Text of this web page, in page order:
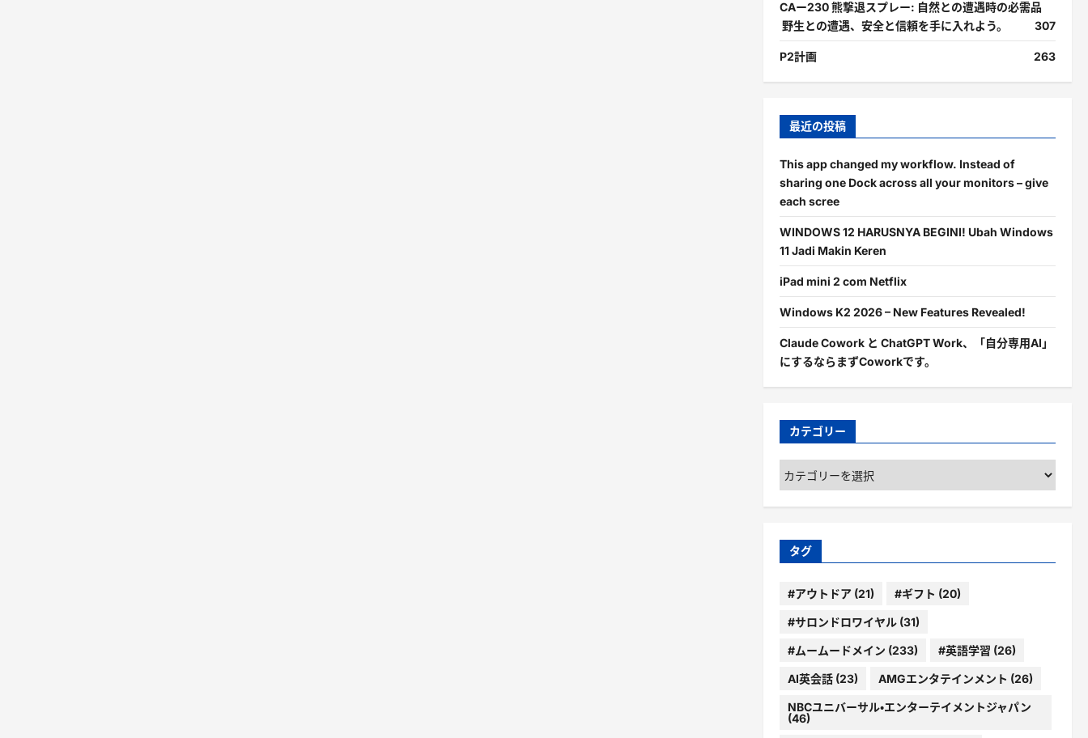
CAー230 熊撃退スプレー: 自然との遭遇時の必需品
野生との遭遇、安全と信頼を手に入れよう。
307
P2計画 263
最近の投稿
This app changed my workflow. Instead of
sharing one Dock across all your monitors – give
each scree
WINDOWS 12 HARUSNYA BEGINI! Ubah Windows
11 Jadi Makin Keren
iPad mini 2 com Netflix
Windows K2 2026 – New Features Revealed!
Claude Cowork と ChatGPT Work、「自分専用AI」
にするならまずCoworkです。
カテゴリー
カ
テ
ゴ
ー
タグ
#アウトドア(21) #ギフト (20)
#サロンドロワイヤル(31)
#ムームードメイン (233) #英語学習 (26)
AI英会話(23) AMGエンタテインメント (26)
NBCユニバーサル・エンターテイメントジャパン
(46)